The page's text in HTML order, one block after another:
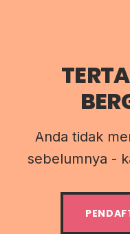
Anda tidak
sebelumnya -